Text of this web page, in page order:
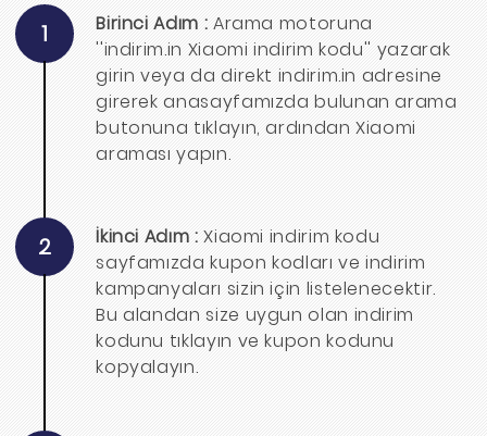
1 Birinci Adım : Arama motoruna
''indirim.in Xiaomi indirim kodu'' yazarak
girin veya da direkt indirim.in adresine
girerek anasayfamızda bulunan arama
butonuna tıklayın, ardından Xiaomi
araması yapın.
2 İkinci Adım : Xiaomi indirim kodu
sayfamızda kupon kodları ve indirim
kampanyaları sizin için listelenecektir.
Bu alandan size uygun olan indirim
kodunu tıklayın ve kupon kodunu
kopyalayın.